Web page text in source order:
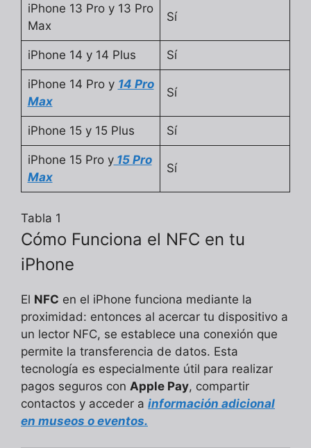
iPhone 13 Pro y 13 Pro
Max
Sí
iPhone 14 y 14 Plus Sí
iPhone 14 Pro y 14 Pro
Max
Sí
iPhone 15 y 15 Plus Sí
iPhone 15 Pro y15 Pro
Max
Sí
Tabla 1
Cómo Funciona el NFC en tu
iPhone
El NFC en el iPhone funciona mediante la
proximidad: entonces al acercar tu dispositivo a
un lector NFC, se establece una conexión que
permite la transferencia de datos. Esta
tecnología es especialmente útil para realizar
pagos seguros con Apple Pay, compartir
contactos y acceder a información adicional
en museos o eventos.